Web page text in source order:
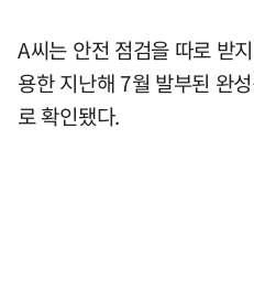
A씨는 안전 점검을 따로 받
용한 지난해 7월 발부된 완
로 확인됐다.